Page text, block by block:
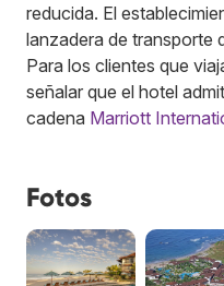
reducida. El
lanzadera de transporte
Para los clientes que
señalar que el hotel
cadena Marriott
Fotos